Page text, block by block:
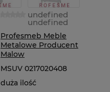
undefined
undefined
Profesmeb Meble
Metalowe Producent
Malow
MSUV 0217020408
duża ilość